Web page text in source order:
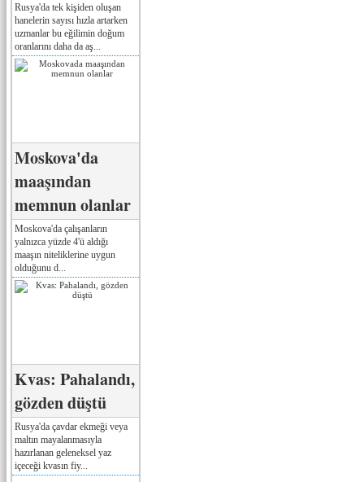
Rusya'da tek kişiden oluşan
hanelerin sayısı hızla artarken
uzmanlar bu eğilimin doğum
oranlarını daha da aş...
Moskova'da
maaşından
memnun olanlar
Moskova'da çalışanların
yalnızca yüzde 4'ü aldığı
maaşın niteliklerine uygun
olduğunu d...
Kvas: Pahalandı,
gözden düştü
Rusya'da çavdar ekmeği veya
maltın mayalanmasıyla
hazırlanan geleneksel yaz
içeceği kvasın fiy...